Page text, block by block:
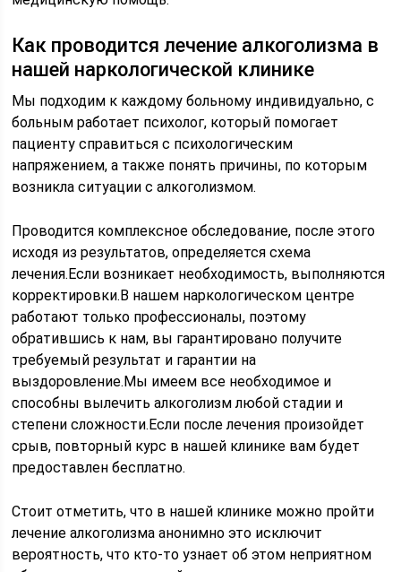
Как проводится лечение алкоголизма в
нашей наркологической клинике
Мы подходим к каждому больному индивидуально, с
больным работает психолог, который помогает
пациенту справиться с психологическим
напряжением, а также понять причины, по которым
возникла ситуации с алкоголизмом.
Проводится комплексное обследование, после этого
исходя из результатов, определяется схема
лечения.Если возникает необходимость, выполняются
корректировки.В нашем наркологическом центре
работают только профессионалы, поэтому
обратившись к нам, вы гарантировано получите
требуемый результат и гарантии на
выздоровление.Мы имеем все необходимое и
способны вылечить алкоголизм любой стадии и
степени сложности.Если после лечения произойдет
срыв, повторный курс в нашей клинике вам будет
предоставлен бесплатно.
Стоит отметить, что в нашей клинике можно пройти
лечение алкоголизма анонимно это исключит
вероятность, что кто-то узнает об этом неприятном